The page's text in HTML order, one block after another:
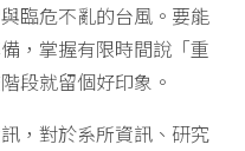
臨危不亂的台風。要能
，掌握有限時間說「重
段就留個好印象。
，對於系所資訊、研究